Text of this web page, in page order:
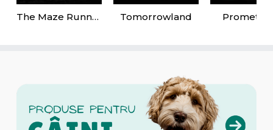
The Maze Runner Tomorrowland